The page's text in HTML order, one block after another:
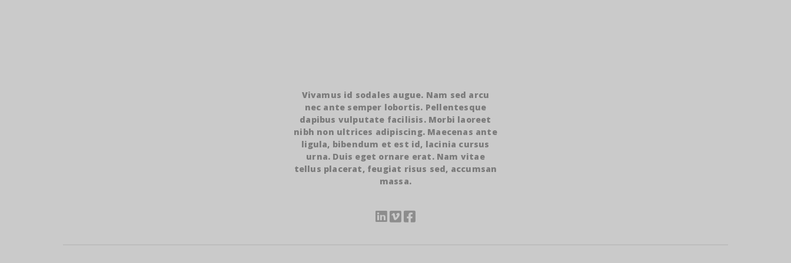
Vivamus id sodales augue. Nam sed arcu
nec ante semper lobortis. Pellentesque
dapibus vulputate facilisis. Morbi laoreet
nibh non ultrices adipiscing. Maecenas ante
ligula, bibendum et est id, lacinia cursus
urna. Duis eget ornare erat. Nam vitae
tellus placerat, feugiat risus sed, accumsan
massa.